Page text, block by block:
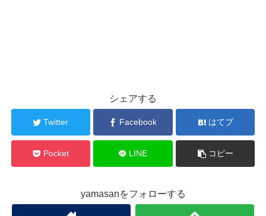
シェアする
Twitter Facebook はてブ
Pocket LINE コピー
yamasanをフォローする